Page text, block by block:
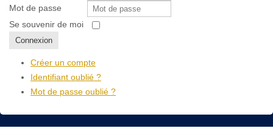
Mot de passe
Se souvenir de moi
Connexion
Créer un compte
Identifiant oublié ?
Mot de passe oublié ?